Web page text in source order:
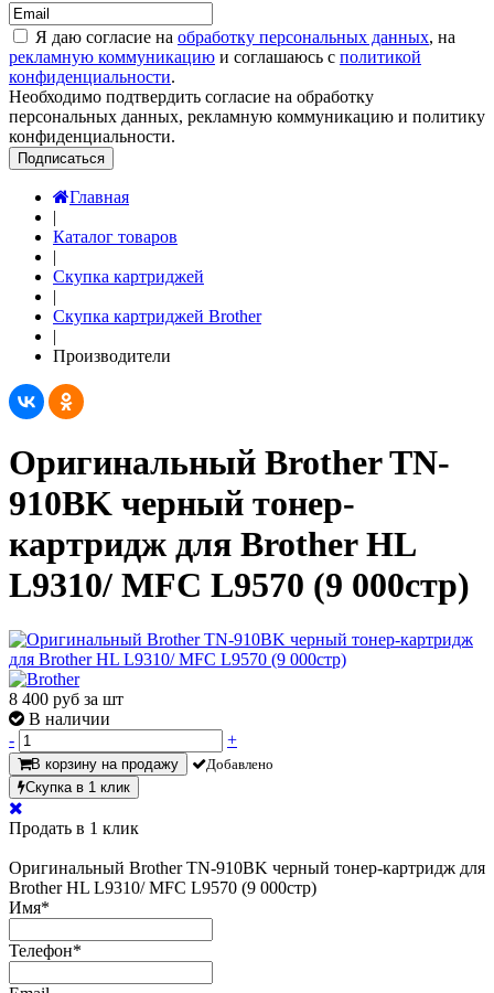
Я даю согласие на обработку персональных данных, на
рекламную коммуникацию и соглашаюсь с политикой
конфиденциальности.
Необходимо подтвердить согласие на обработку
персональных данных, рекламную коммуникацию и политику
конфиденциальности.
Подписаться
Главная
|
Каталог товаров
|
Скупка картриджей
|
Скупка картриджей Brother
|
Производители
Оригинальный Brother TN-
910BK черный тонер-
картридж для Brother HL
L9310/ MFC L9570 (9 000стр)
8 400 руб за шт
В наличии
-
+
В корзину на продажу
Добавлено
Скупка в 1 клик
Продать в 1 клик
Оригинальный Brother TN-910BK черный тонер-картридж для
Brother HL L9310/ MFC L9570 (9 000стр)
Имя*
Телефон*